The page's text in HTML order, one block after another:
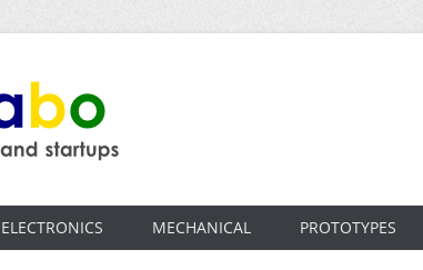
ELECTRONICS MECHANICAL PROTOTYPES